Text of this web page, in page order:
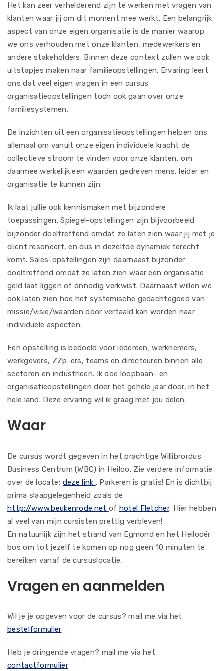
Het kan zeer verhelderend zijn te werken met vragen van
klanten waar jij om dit moment mee werkt. Een belangrijk
aspect van onze eigen organisatie is de manier waarop
we ons verhouden met onze klanten, medewerkers en
andere stakeholders. Binnen deze context zullen we ook
uitstapjes maken naar familieopstellingen. Ervaring leert
ons dat veel eigen vragen in een cursus
organisatieopstellingen toch ook gaan over onze
familiesystemen.
De inzichten uit een organisatieopstellingen helpen ons
allemaal om vanuit onze eigen individuele kracht de
collectieve stroom te vinden voor onze klanten, om
daarmee werkelijk een waarden gedreven mens, leider en
organisatie te kunnen zijn.
Ik laat jullie ook kennismaken met bijzondere
toepassingen. Spiegel-opstellingen zijn bijvoorbeeld
bijzonder doeltreffend omdat ze laten zien waar jij met je
cliënt resoneert, en dus in dezelfde dynamiek terecht
komt. Sales-opstellingen zijn daarnaast bijzonder
doeltreffend omdat ze laten zien waar een organisatie
geld laat liggen of onnodig verkwist. Daarnaast willen we
ook laten zien hoe het systemische gedachtegoed van
missie/visie/waarden door vertaald kan worden naar
individuele aspecten.
Een opstelling is bedoeld voor iedereen; werknemers,
werkgevers, ZZp-ers, teams en directeuren binnen alle
sectoren en industrieën. Ik doe loopbaan- en
organisatieopstellingen door het gehele jaar door, in het
hele land. Deze ervaring wil ik graag met jou delen.
Waar
De cursus wordt gegeven in het prachtige Willibrordus
Business Centrum (WBC) in Heiloo. Zie verdere informatie
over de locate; deze link . Parkeren is gratis! En is dichtbij
prima slaapgelegenheid zoals de
http://www.beukenrode.net of hotel Fletcher. Hier hebben
al veel van mijn cursisten prettig verbleven!
En natuurlijk zijn het strand van Egmond en het Heilooër
bos om tot jezelf te komen op nog geen 10 minuten te
bereiken vanaf de cursuslocatie.
Vragen en aanmelden
Wil je je opgeven voor de cursus? mail me via het
bestelformulier
Heb je dringende vragen? mail me via het
contactformulier